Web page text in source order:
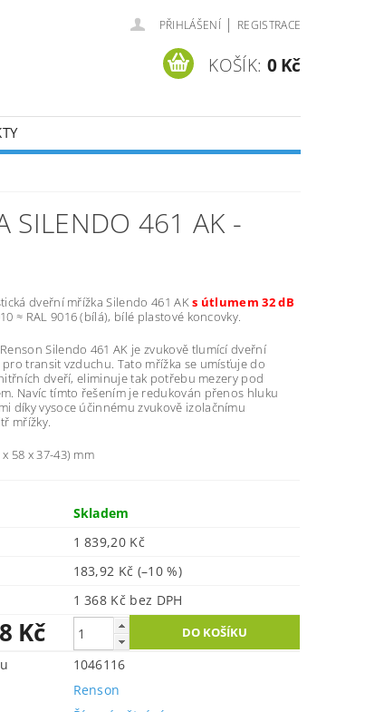
PŘIHLÁŠENÍ | REGISTRACE
KOŠÍK: 0 Kč
SILENDO 461 AK -
dveřní mřížka Silendo 461 AKs útlumem 32 dB
≈ RAL 9016 (bílá), bílé plastové koncovky.
Silendo 461 AK je zvukově tlumící dveřní
pro transit vzduchu. Tato mřížka se umísťuje do
dveří, eliminuje tak potřebu mezery pod
Navíc tímto řešením je redukován přenos hluku
díky vysoce účinnému zvukově izolačnímu
mřížky.
58 x 37-43) mm
Skladem
1 839,20 Kč
183,92 Kč (–10 %)
1 368 Kč bez DPH
Kč
1046116
Renson